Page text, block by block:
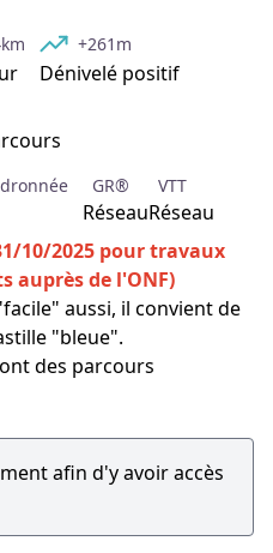
Voir l'image en plein écran
+261m
Dénivelé positif
GR®
Réseau
VTT
Réseau
10/2025 pour travaux
auprès de l'ONF)
aussi, il convient de
"bleue".
des parcours
afin d'y avoir accès